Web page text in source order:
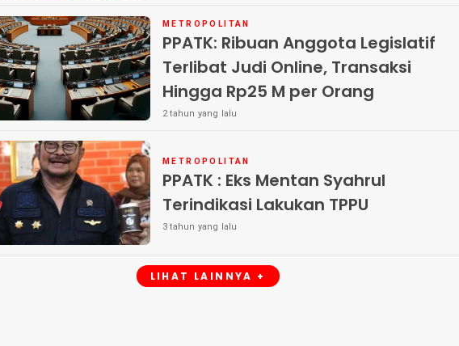
METROPOLITAN
PPATK: Ribuan Anggota Legislatif
Terlibat Judi Online, Transaksi
Hingga Rp25 M per Orang
2 tahun yang lalu
METROPOLITAN
PPATK : Eks Mentan Syahrul
Terindikasi Lakukan TPPU
3 tahun yang lalu
LIHAT LAINNYA +